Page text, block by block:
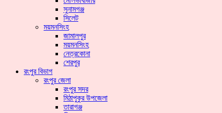
সুনামগঞ্জ
সিলেট
ময়মনসিংহ
জামালপুর
ময়মনসিংহ
নেত্রকোনা
শেরপুর
রংপুর বিভাগ
রংপুর জেলা
রংপুর সদর
মিঠাপুকুর উপজেলা
তারাগঞ্জ